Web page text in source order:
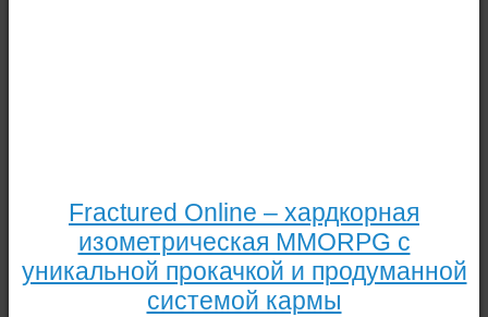
Fractured Online – хардкорная
изометрическая MMORPG с
уникальной прокачкой и продуманной
системой кармы